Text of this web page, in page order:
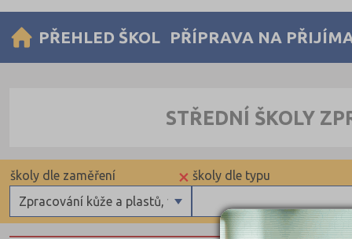
PŘEHLED ŠKOL PŘÍPRAVA NA
STŘEDNÍ ŠKOLY
školy dle typu
×
Zpracování kůže a plastů, výroba obuvi
školy dle zaměření